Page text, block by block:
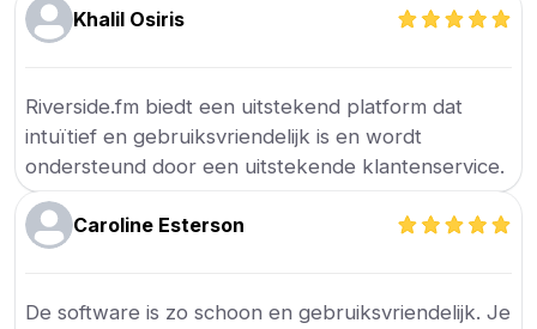
Khalil Osiris
Riverside.fm biedt een uitstekend platform dat
intuïtief en gebruiksvriendelijk is en wordt
ondersteund door een uitstekende klantenservice.
Caroline Esterson
De software is zo schoon en gebruiksvriendelijk. Je